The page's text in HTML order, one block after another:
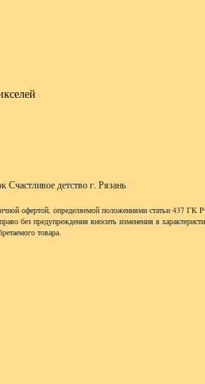
детство г. Рязань
офертой, определяемой положениями статьи 437 ГК
без предупреждения вносить изменения в
товара.